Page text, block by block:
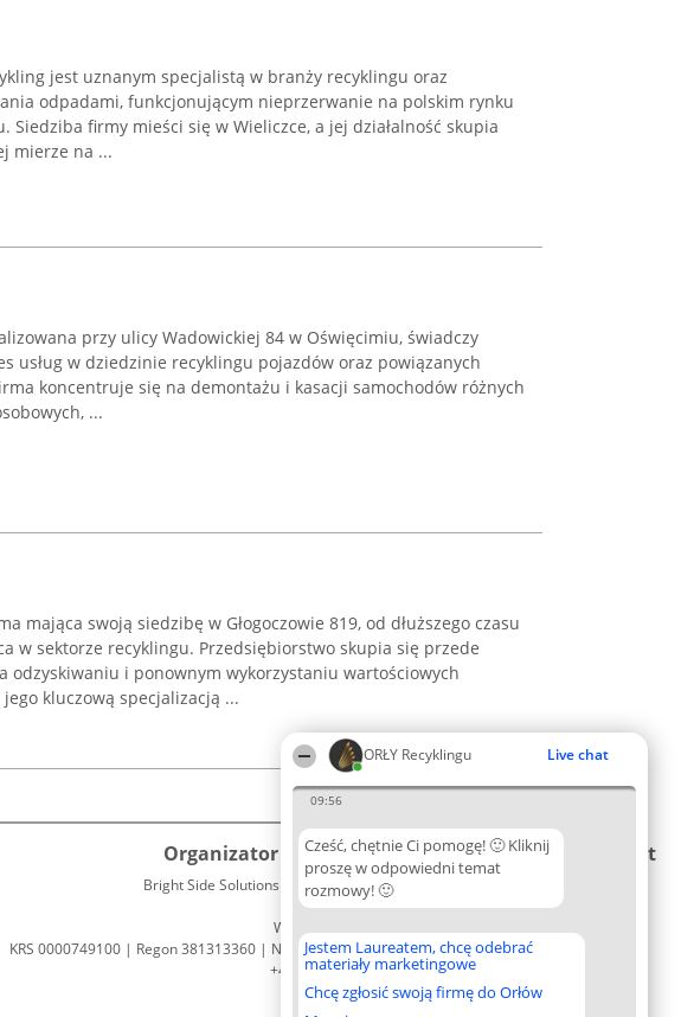
ORŁY Recyklingu Live chat
09:56
Cześć, chętnie Ci pomogę! 🙂 Kliknij
proszę w odpowiedni temat
rozmowy! 🙂
Jestem Laureatem, chcę odebrać
materiały marketingowe
Chcę zgłosić swoją firmę do Orłów
jest uznanym specjalistą w branży recyklingu oraz
odpadami, funkcjonującym nieprzerwanie na polskim rynku
Siedziba firmy mieści się w Wieliczce, a jej działalność skupia
mierze na ...
przy ulicy Wadowickiej 84 w Oświęcimiu, świadczy
usług w dziedzinie recyklingu pojazdów oraz powiązanych
koncentruje się na demontażu i kasacji samochodów różnych
...
mająca swoją siedzibę w Głogoczowie 819, od dłuższego czasu
w sektorze recyklingu. Przedsiębiorstwo skupia się przede
odzyskiwaniu i ponownym wykorzystaniu wartościowych
kluczową specjalizacją ...
Organizator plebiscytu
Bright Side Solutions sp. z o. o. sp. k.
ul. Ruska 22
Wrocław 50-079
KRS 0000749100 | Regon 381313360 | NIP 8943132676
+48 508 492 400
Plebiscyt
Lista
Laureatów
Zasady
Regulamin
Kontakt